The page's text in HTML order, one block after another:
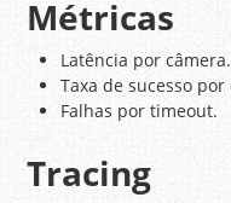
Métricas
Latência por câmera.
Taxa de sucesso por
Falhas por timeout.
Tracing